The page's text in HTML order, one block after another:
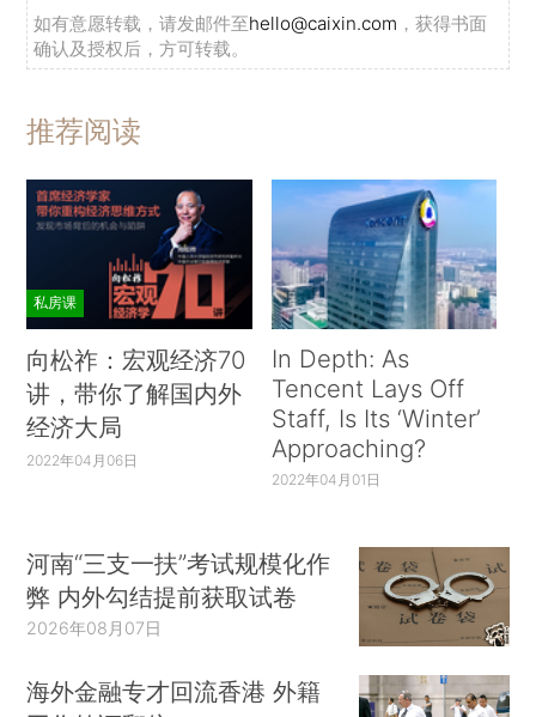
如有意愿转载，请发邮件至hello@caixin.com ，获得书面
确认及授权后，方可转载。
推荐阅读
私房课
向松祚：宏观经济70
讲，带你了解国内外
经济大局
2022年04月06日
In Depth: As
Tencent Lays Off
Staff, Is Its ‘Winter’
Approaching?
2022年04月01日
河南“三支一扶”考试规模化作
弊 内外勾结提前获取试卷
2026年08月07日
海外金融专才回流香港 外籍